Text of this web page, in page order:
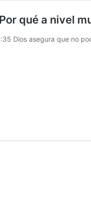
qué a nivel
Dios asegura que no